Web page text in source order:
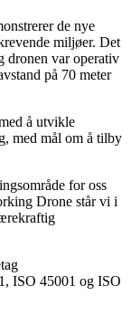
de nye
miljøer. Det
dronen var operativ
på 70 meter
å utvikle
med mål om å tilby
for oss
Drone står vi i
ISO 45001 og ISO